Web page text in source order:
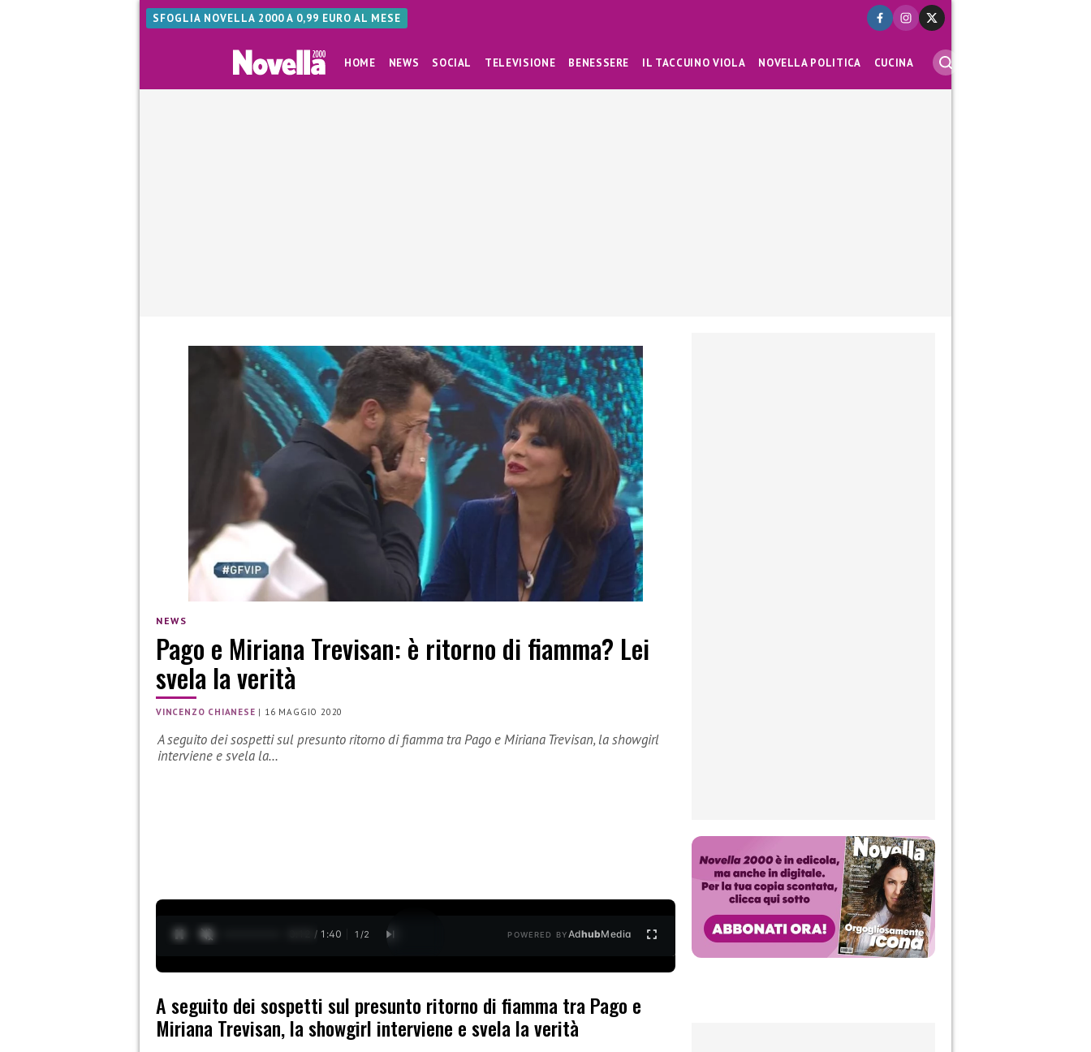
SFOGLIA NOVELLA 2000 A 0,99 EURO AL MESE
HOME NEWS SOCIAL TELEVISIONE BENESSERE IL TACCUINO VIOLA NOVELLA POLITICA CUCINA
NEWS
Pago e Miriana Trevisan: è ritorno di fiamma? Lei
svela la verità
VINCENZO CHIANESE | 16 MAGGIO 2020
A seguito dei sospetti sul presunto ritorno di fiamma tra Pago e Miriana Trevisan, la showgirl
interviene e svela la…
0:13 / 1:40 1 /2 POWERED BYAdhubMedia
A seguito dei sospetti sul presunto ritorno di fiamma tra Pago e
Miriana Trevisan, la showgirl interviene e svela la verità